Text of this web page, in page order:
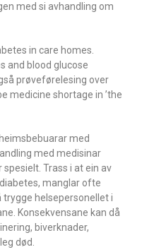
med si avhandling om
in care homes.
and blood glucose
prøveførelesing over
medicine shortage in ’the
med
med medisinar
Trass i at ein av
manglar ofte
helsepersonellet i
Konsekvensane kan då
biverknader,
død.